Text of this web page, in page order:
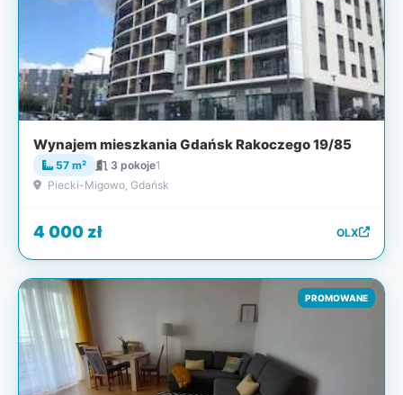
Wynajem mieszkania Gdańsk Rakoczego 19/85
57 m² 3 pokoje1
Piecki-Migowo, Gdańsk
4 000 zł OLX
PROMOWANE